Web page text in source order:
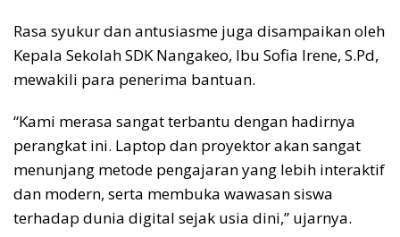
Rasa syukur dan antusiasme juga disampaikan oleh
Kepala Sekolah SDK Nangakeo, Ibu Sofia Irene, S.Pd,
mewakili para penerima bantuan.
“Kami merasa sangat terbantu dengan hadirnya
perangkat ini. Laptop dan proyektor akan sangat
menunjang metode pengajaran yang lebih interaktif
dan modern, serta membuka wawasan siswa
terhadap dunia digital sejak usia dini,” ujarnya.